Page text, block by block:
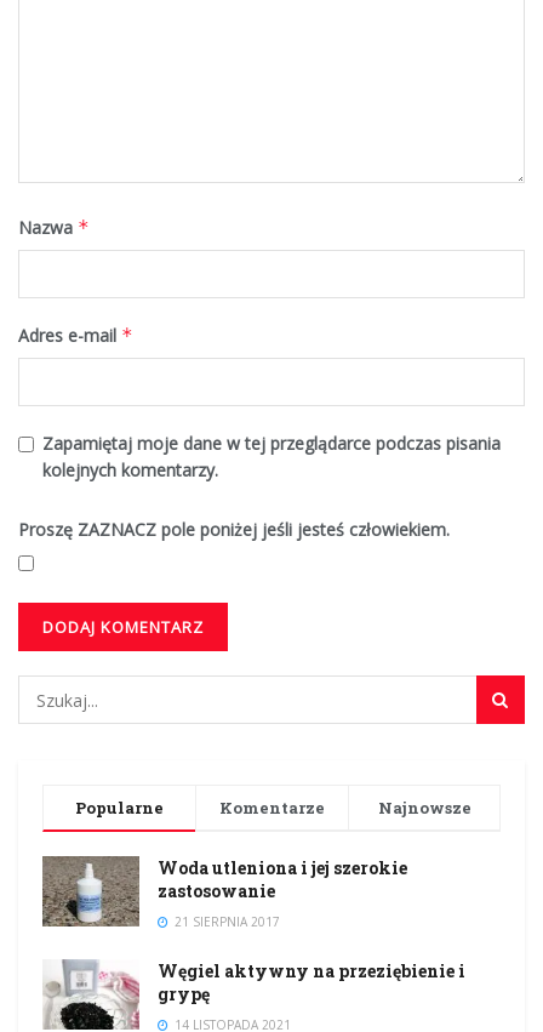
Nazwa *
Adres e-mail *
Zapamiętaj moje dane w tej przeglądarce podczas pisania
kolejnych komentarzy.
Proszę ZAZNACZ pole poniżej jeśli jesteś człowiekiem.
Popularne Komentarze Najnowsze
Woda utleniona i jej szerokie
zastosowanie
21 SIERPNIA 2017
Węgiel aktywny na przeziębienie i
grypę
14 LISTOPADA 2021